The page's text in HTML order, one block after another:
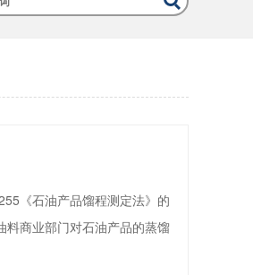
《石油产品馏程测定法》的
商业部门对石油产品的蒸馏